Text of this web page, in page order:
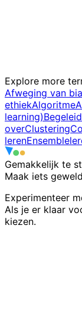
Explore more
Afweging van
ethiekAlgoritme
learning)
overClustering
leren
Gemakkelijk te
Maak iets
Experimenteer
Als je er klaar
kiezen.